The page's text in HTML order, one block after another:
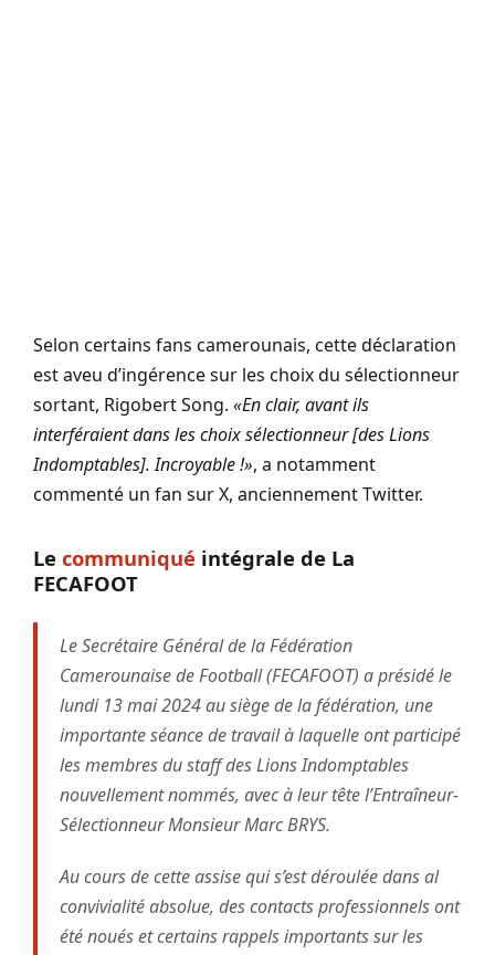
Selon certains fans camerounais, cette déclaration
est aveu d’ingérence sur les choix du sélectionneur
sortant, Rigobert Song. «En clair, avant ils
interféraient dans les choix sélectionneur [des Lions
Indomptables]. Incroyable !», a notamment
commenté un fan sur X, anciennement Twitter.
Le communiqué intégrale de La
FECAFOOT
Le Secrétaire Général de la Fédération
Camerounaise de Football (FECAFOOT) a présidé le
lundi 13 mai 2024 au siège de la fédération, une
importante séance de travail à laquelle ont participé
les membres du staff des Lions Indomptables
nouvellement nommés, avec à leur tête l’Entraîneur-
Sélectionneur Monsieur Marc BRYS.
Au cours de cette assise qui s’est déroulée dans al
convivialité absolue, des contacts professionnels ont
été noués et certains rappels importants sur les